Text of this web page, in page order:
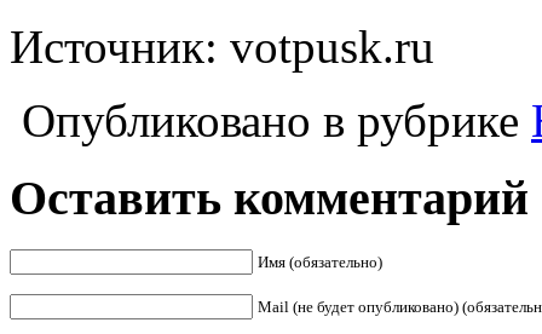
Источник: votpusk.ru
Опубликовано в рубрике
Оставить комментарий
Имя (обязательно)
Mail (не будет опубликовано)